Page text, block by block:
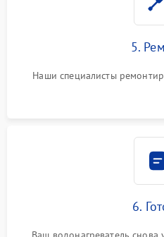
5.
Наши специалисты
6.